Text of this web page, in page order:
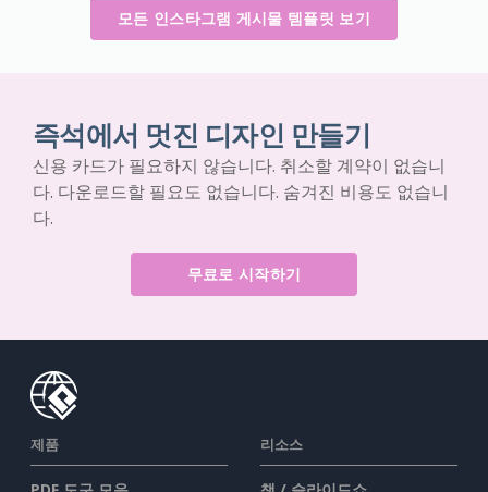
모든 인스타그램 게시물 템플릿 보기
즉석에서 멋진 디자인 만들기
신용 카드가 필요하지 않습니다. 취소할 계약이 없습니
다. 다운로드할 필요도 없습니다. 숨겨진 비용도 없습니
다.
무료로 시작하기
제품 리소스